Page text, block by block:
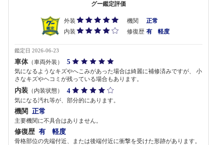
グー鑑定評価
外装 機関
正常
内装
修復歴 有 軽度
鑑定日 2026-06-23
車体（車両外装） 5
気になるようなキズやへこみがあった場合は綺麗に補修済みですが、 小
さなキズやヘコミが残っている場合もあります。
内装 （内装状態） 4
気になる汚れ等が、部分的にあります。
機関 正常
主要機関に不具合はありません。
修復歴 有 軽度
骨格部位の先端付近、または後端付近に衝撃を受けた形跡があります。